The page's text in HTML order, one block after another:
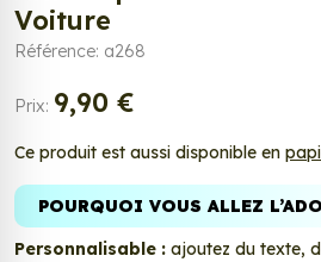
Voiture
Référence: a268
Prix: 9,90 €
Ce produit est aussi disponible en
POURQUOI VOUS ALLEZ
Personnalisable : ajoutez du texte,